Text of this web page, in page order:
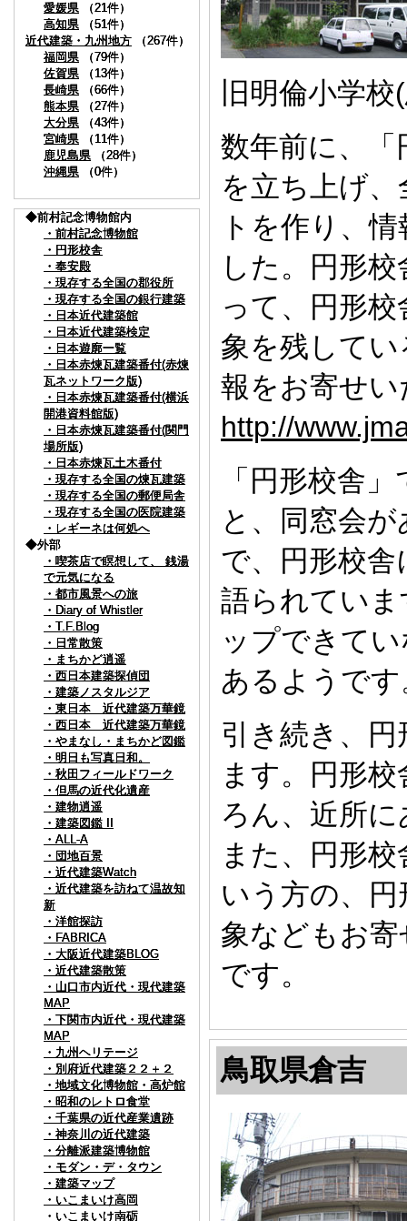
愛媛県 （21件）
高知県 （51件）
近代建築・九州地方 （267件）
福岡県 （79件）
佐賀県 （13件）
長崎県 （66件）
熊本県 （27件）
大分県 （43件）
宮崎県 （11件）
鹿児島県 （28件）
沖縄県 （0件）
◆前村記念博物館内
・前村記念博物館
・円形校舎
・奉安殿
・現存する全国の郡役所
・現存する全国の銀行建築
・日本近代建築館
・日本近代建築検定
・日本遊廓一覧
・日本赤煉瓦建築番付(赤煉
瓦ネットワーク版)
・日本赤煉瓦建築番付(横浜
開港資料館版)
・日本赤煉瓦建築番付(関門
場所版)
・日本赤煉瓦土木番付
・現存する全国の煉瓦建築
・現存する全国の郵便局舎
・現存する全国の医院建築
・レギーネは何処へ
◆外部
・喫茶店で瞑想して、 銭湯
で元気になる
・都市風景への旅
・Diary of Whistler
・T.F.Blog
・日常散策
・まちかど逍遥
・西日本建築探偵団
・建築ノスタルジア
・東日本 近代建築万華鏡
・西日本 近代建築万華鏡
・やまなし・まちかど図鑑
・明日も写真日和。
・秋田フィールドワーク
・但馬の近代化遺産
・建物逍遥
・建築図鑑 II
・ALL-A
・団地百景
・近代建築Watch
・近代建築を訪ねて温故知
新
・洋館探訪
・FABRICA
・大阪近代建築BLOG
・近代建築散策
・山口市内近代・現代建築
MAP
・下関市内近代・現代建築
MAP
・九州ヘリテージ
・別府近代建築２２＋２
・地域文化博物館・高炉館
・昭和のレトロ食堂
・千葉県の近代産業遺跡
・神奈川の近代建築
・分離派建築博物館
・モダン・デ・タウン
・建築マップ
・いこまいけ高岡
・いこまいけ南砺
愛媛県 （21件）
高知県 （51件）
近代建築・九州地方 （267件）
福岡県 （79件）
佐賀県 （13件）
長崎県 （66件）
熊本県 （27件）
大分県 （43件）
宮崎県 （11件）
鹿児島県 （28件）
沖縄県 （0件）
◆前村記念博物館内
・前村記念博物館
・円形校舎
・奉安殿
・現存する全国の郡役所
・現存する全国の銀行建築
・日本近代建築館
・日本近代建築検定
・日本遊廓一覧
・日本赤煉瓦建築番付(赤煉
瓦ネットワーク版)
・日本赤煉瓦建築番付(横浜
開港資料館版)
・日本赤煉瓦建築番付(関門
場所版)
・日本赤煉瓦土木番付
・現存する全国の煉瓦建築
・現存する全国の郵便局舎
・現存する全国の医院建築
・レギーネは何処へ
◆外部
・喫茶店で瞑想して、 銭湯
で元気になる
・都市風景への旅
・Diary of Whistler
・T.F.Blog
・日常散策
・まちかど逍遥
・西日本建築探偵団
・建築ノスタルジア
・東日本 近代建築万華鏡
・西日本 近代建築万華鏡
・やまなし・まちかど図鑑
・明日も写真日和。
・秋田フィールドワーク
・但馬の近代化遺産
・建物逍遥
・建築図鑑 II
・ALL-A
・団地百景
・近代建築Watch
・近代建築を訪ねて温故知
新
・洋館探訪
・FABRICA
・大阪近代建築BLOG
・近代建築散策
・山口市内近代・現代建築
MAP
・下関市内近代・現代建築
MAP
・九州ヘリテージ
・別府近代建築２２＋２
・地域文化博物館・高炉館
・昭和のレトロ食堂
・千葉県の近代産業遺跡
・神奈川の近代建築
・分離派建築博物館
・モダン・デ・タウン
・建築マップ
・いこまいけ高岡
・いこまいけ南砺
旧明倫小学
数年前に、「
を立ち上げ
トを作り、
した。円形
って、円形
象を残して
報をお寄せ
http://
「円形校舎
と、同窓会
で、円形校
語られてい
ップできて
あるようです
引き続き、
ます。円形
ろん、近所
また、円形
いう方の、
象などもお
です。
愛媛県 （21件）
高知県 （51件）
近代建築・九州地方 （267件）
福岡県 （79件）
佐賀県 （13件）
長崎県 （66件）
熊本県 （27件）
大分県 （43件）
宮崎県 （11件）
鹿児島県 （28件）
沖縄県 （0件）
◆前村記念博物館内
・前村記念博物館
・円形校舎
・奉安殿
・現存する全国の郡役所
・現存する全国の銀行建築
・日本近代建築館
・日本近代建築検定
・日本遊廓一覧
・日本赤煉瓦建築番付(赤煉
瓦ネットワーク版)
・日本赤煉瓦建築番付(横浜
開港資料館版)
・日本赤煉瓦建築番付(関門
場所版)
・日本赤煉瓦土木番付
・現存する全国の煉瓦建築
・現存する全国の郵便局舎
・現存する全国の医院建築
・レギーネは何処へ
◆外部
・喫茶店で瞑想して、 銭湯
で元気になる
・都市風景への旅
・Diary of Whistler
・T.F.Blog
・日常散策
・まちかど逍遥
・西日本建築探偵団
・建築ノスタルジア
・東日本 近代建築万華鏡
・西日本 近代建築万華鏡
・やまなし・まちかど図鑑
・明日も写真日和。
・秋田フィールドワーク
・但馬の近代化遺産
・建物逍遥
・建築図鑑 II
・ALL-A
・団地百景
・近代建築Watch
・近代建築を訪ねて温故知
新
・洋館探訪
・FABRICA
・大阪近代建築BLOG
・近代建築散策
・山口市内近代・現代建築
MAP
・下関市内近代・現代建築
MAP
・九州ヘリテージ
・別府近代建築２２＋２
・地域文化博物館・高炉館
・昭和のレトロ食堂
・千葉県の近代産業遺跡
・神奈川の近代建築
・分離派建築博物館
・モダン・デ・タウン
・建築マップ
・いこまいけ高岡
・いこまいけ南砺
鳥取県倉吉